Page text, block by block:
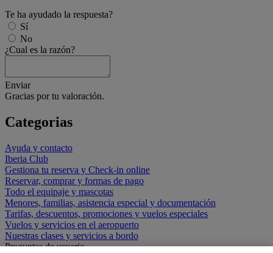
Te ha ayudado la respuesta?
Sí
No
¿Cual es la razón?
Enviar
Gracias por tu valoración.
Categorias
Ayuda y contacto
Iberia Club
Gestiona tu reserva y Check-in online
Reservar, comprar y formas de pago
Todo el equipaje y mascotas
Menores, familias, asistencia especial y documentación
Tarifas, descuentos, promociones y vuelos especiales
Vuelos y servicios en el aeropuerto
Nuestras clases y servicios a bordo
Preguntas de usuario